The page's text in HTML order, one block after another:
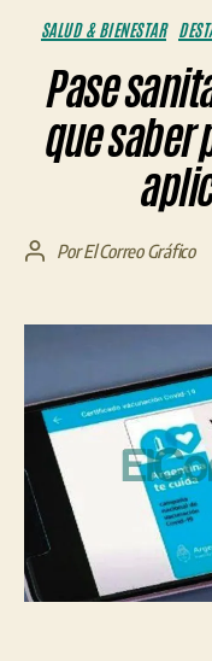
SALUD & BIENESTAR
Pase
que saber
AutorPorEl Correo Gráfico